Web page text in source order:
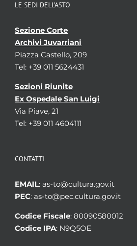
LE SEDI DELL’ASTO
Sezione Corte
Archivi Juvarriani
Piazza Castello, 209
Tel: +39 011 5624431
Sezioni Riunite
Ex Ospedale San Luigi
Via Piave, 21
Tel: +39 011 4604111
CONTATTI
EMAIL: as-to@cultura.gov.it
PEC: as-to@pec.cultura.gov.it
Codice Fiscale: 80090580012
Codice IPA: N9Q5OE